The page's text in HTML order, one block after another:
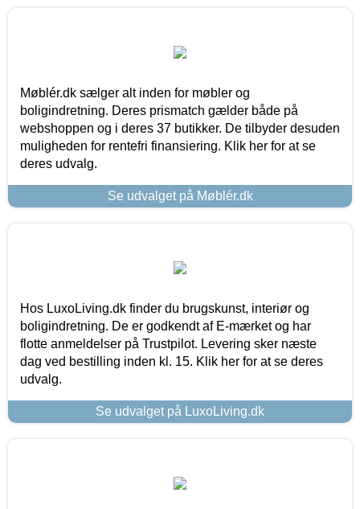
Møblér.dk sælger alt inden for møbler og
boligindretning. Deres prismatch gælder både på
webshoppen og i deres 37 butikker. De tilbyder desuden
muligheden for rentefri finansiering. Klik her for at se
deres udvalg.
Se udvalget på Møblér.dk
Hos LuxoLiving.dk finder du brugskunst, interiør og
boligindretning. De er godkendt af E-mærket og har
flotte anmeldelser på Trustpilot. Levering sker næste
dag ved bestilling inden kl. 15. Klik her for at se deres
udvalg.
Se udvalget på LuxoLiving.dk